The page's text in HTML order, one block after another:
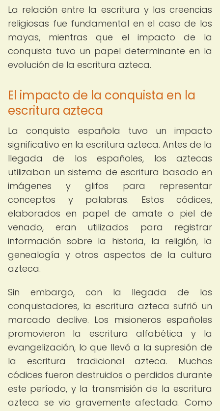
La relación entre la escritura y las creencias
religiosas fue fundamental en el caso de los
mayas, mientras que el impacto de la
conquista tuvo un papel determinante en la
evolución de la escritura azteca.
El impacto de la conquista en la
escritura azteca
La conquista española tuvo un impacto
significativo en la escritura azteca. Antes de la
llegada de los españoles, los aztecas
utilizaban un sistema de escritura basado en
imágenes y glifos para representar
conceptos y palabras. Estos códices,
elaborados en papel de amate o piel de
venado, eran utilizados para registrar
información sobre la historia, la religión, la
genealogía y otros aspectos de la cultura
azteca.
Sin embargo, con la llegada de los
conquistadores, la escritura azteca sufrió un
marcado declive. Los misioneros españoles
promovieron la escritura alfabética y la
evangelización, lo que llevó a la supresión de
la escritura tradicional azteca. Muchos
códices fueron destruidos o perdidos durante
este período, y la transmisión de la escritura
azteca se vio gravemente afectada. Como